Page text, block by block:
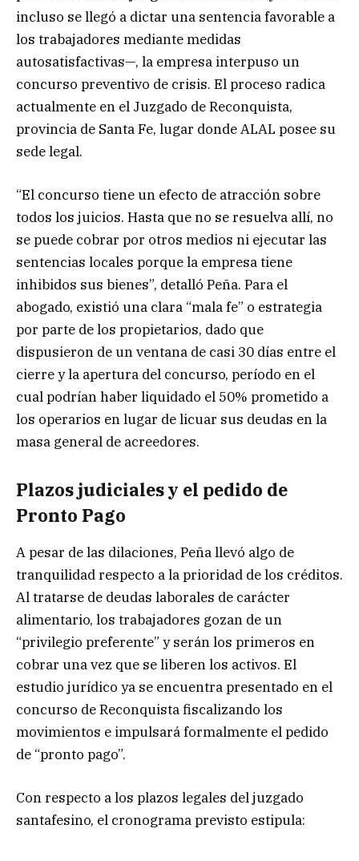
incluso se llegó a dictar una sentencia favorable a
los trabajadores mediante medidas
autosatisfactivas—, la empresa interpuso un
concurso preventivo de crisis. El proceso radica
actualmente en el Juzgado de Reconquista,
provincia de Santa Fe, lugar donde ALAL posee su
sede legal.
“El concurso tiene un efecto de atracción sobre
todos los juicios. Hasta que no se resuelva allí, no
se puede cobrar por otros medios ni ejecutar las
sentencias locales porque la empresa tiene
inhibidos sus bienes”, detalló Peña. Para el
abogado, existió una clara “mala fe” o estrategia
por parte de los propietarios, dado que
dispusieron de un ventana de casi 30 días entre el
cierre y la apertura del concurso, período en el
cual podrían haber liquidado el 50% prometido a
los operarios en lugar de licuar sus deudas en la
masa general de acreedores.
Plazos judiciales y el pedido de
Pronto Pago
A pesar de las dilaciones, Peña llevó algo de
tranquilidad respecto a la prioridad de los créditos.
Al tratarse de deudas laborales de carácter
alimentario, los trabajadores gozan de un
“privilegio preferente” y serán los primeros en
cobrar una vez que se liberen los activos. El
estudio jurídico ya se encuentra presentado en el
concurso de Reconquista fiscalizando los
movimientos e impulsará formalmente el pedido
de “pronto pago”.
Con respecto a los plazos legales del juzgado
santafesino, el cronograma previsto estipula: